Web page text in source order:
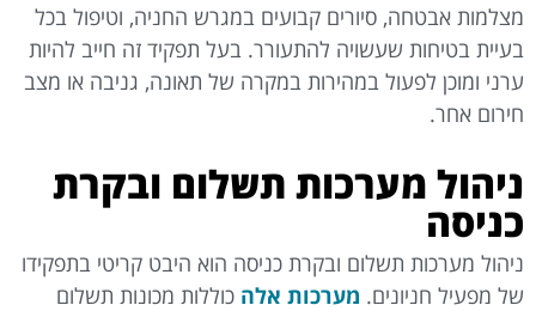
מצלמות אבטחה, סיורים קבועים במגרש החניה, וטיפול בכל
בעיית בטיחות שעשויה להתעורר. בעל תפקיד זה חייב להיות
ערני ומוכן לפעול במהירות במקרה של תאונה, גניבה או מצב
חירום אחר.
ניהול מערכות תשלום ובקרת
כניסה
ניהול מערכות תשלום ובקרת כניסה הוא היבט קריטי בתפקידו
של מפעיל חניונים. מערכות אלה כוללות מכונות תשלום